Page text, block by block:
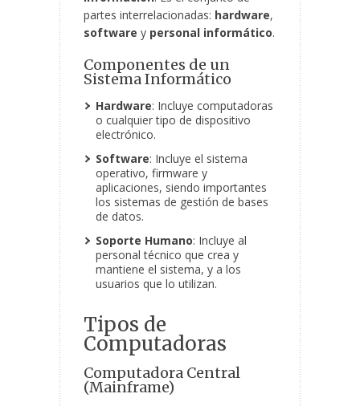
partes interrelacionadas: hardware,
software y personal informático.
Componentes de un
Sistema Informático
Hardware: Incluye computadoras
o cualquier tipo de dispositivo
electrónico.
Software: Incluye el sistema
operativo, firmware y
aplicaciones, siendo importantes
los sistemas de gestión de bases
de datos.
Soporte Humano: Incluye al
personal técnico que crea y
mantiene el sistema, y a los
usuarios que lo utilizan.
Tipos de
Computadoras
Computadora Central
(Mainframe)